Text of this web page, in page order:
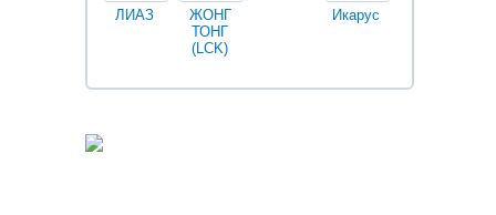
ЛИАЗ
ЖОНГ
ТОНГ
(LCK)
Икарус